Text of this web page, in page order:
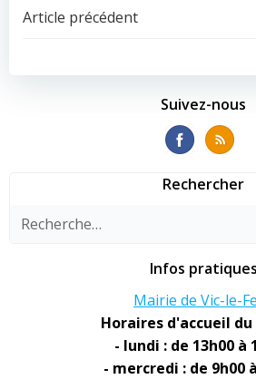
Navigation
de
Article précédent
de
Suivez-nous
Rechercher
Infos pratiques
Mairie de Vic-le-
Horaires d'accueil du
- lundi : de 13h00 à
- mercredi : de 9h00